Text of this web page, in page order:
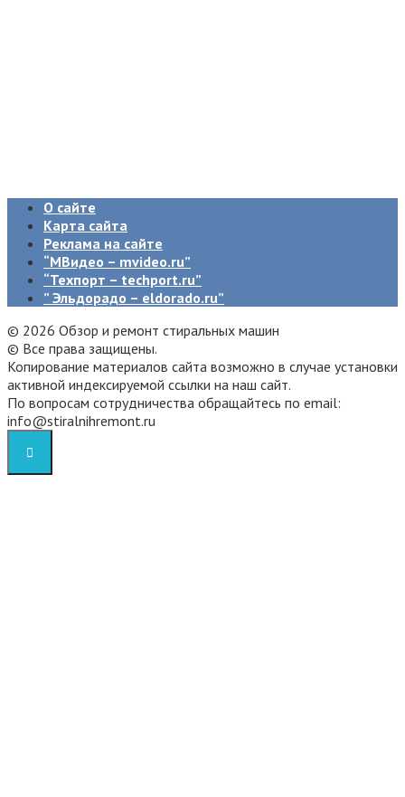
О сайте
Карта сайта
Реклама на сайте
“МВидео – mvideo.ru”
“Техпорт – techport.ru”
” Эльдорадо – eldorado.ru”
© 2026 Обзор и ремонт стиральных машин
© Все права защищены.
Копирование материалов сайта возможно в случае установки
активной индексируемой ссылки на наш сайт.
По вопросам сотрудничества обращайтесь по email:
info@stiralnihremont.ru